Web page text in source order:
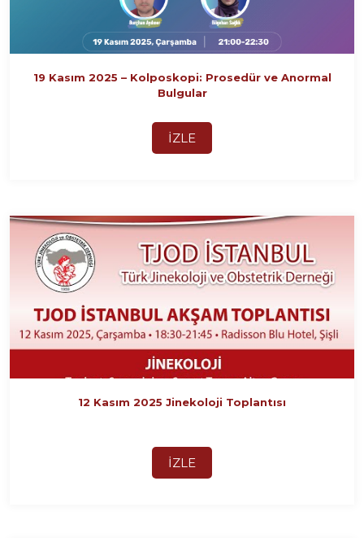
19 Kasım 2025 – Kolposkopi: Prosedür ve Anormal
Bulgular
İZLE
12 Kasım 2025 Jinekoloji Toplantısı
İZLE